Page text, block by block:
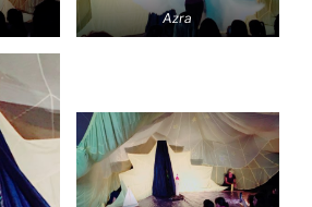
Azra